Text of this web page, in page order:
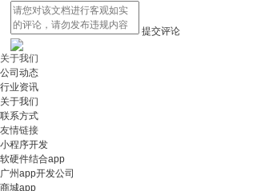
提交评论
关于我们
公司动态
行业资讯
关于我们
联系方式
友情链接
小程序开发
软硬件结合app
广州app开发公司
商城app